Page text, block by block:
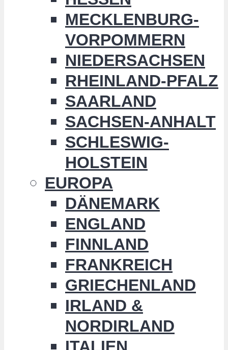
MECKLENBURG-
VORPOMMERN
NIEDERSACHSEN
RHEINLAND-PFALZ
SAARLAND
SACHSEN-ANHALT
SCHLESWIG-
HOLSTEIN
EUROPA
DÄNEMARK
ENGLAND
FINNLAND
FRANKREICH
GRIECHENLAND
IRLAND &
NORDIRLAND
ITALIEN